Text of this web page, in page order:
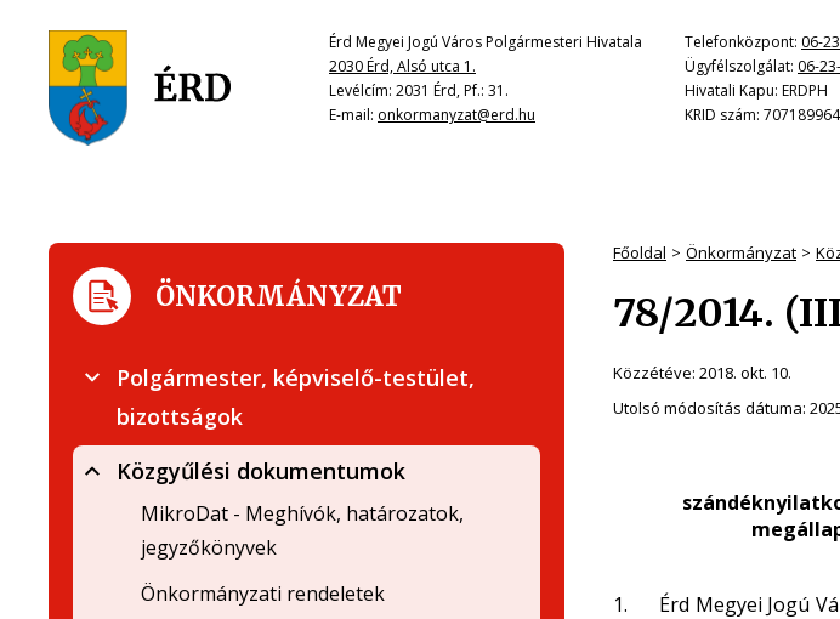
Érd Megyei Jogú Város Polgármesteri Hivatala
2030 Érd, Alsó utca 1.
Levélcím: 2031 Érd, Pf.: 31.
E-mail: onkormanyzat@erd.hu
Telefonközpont: 06-
Ügyfélszolgálat: 06-
Hivatali Kapu: ERDPH
KRID szám: 707189964
Főoldal Önkormányzat
78/2014.
Közzétéve: 2018. okt. 10.
Utolsó módosítás dátuma:
1. Érd Megyei Jogú
ÖNKORMÁNYZAT
Polgármester, képviselő-testület,
bizottságok
Közgyűlési dokumentumok
MikroDat - Meghívók, határozatok,
jegyzőkönyvek
Önkormányzati rendeletek